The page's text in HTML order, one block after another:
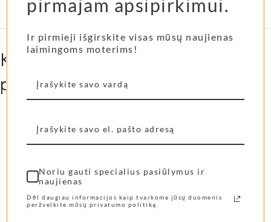
Termoso talpa 500 ml,
Kitos mūsų klienčių labiausiai
pamiltos prekės...
Shangies basutės Pearly
Shades
69,00€
Pasirinkti Savybes
Shangies šlepetės
Cocoa Tones
Pasirinkti Savybes
pirmajam apsipirkimui.
Ir pirmieji išgirskite visas mūsų naujienas
laimingoms moterims!
Noriu gauti specialius pasiūlymus ir
naujienas
Dėl daugiau informacijos kaip tvarkome jūsų duomenis
peržvelkite mūsų privatumo politiką.